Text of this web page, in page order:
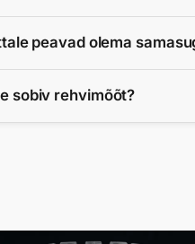
peavad olema
sobiv rehvimõõt?